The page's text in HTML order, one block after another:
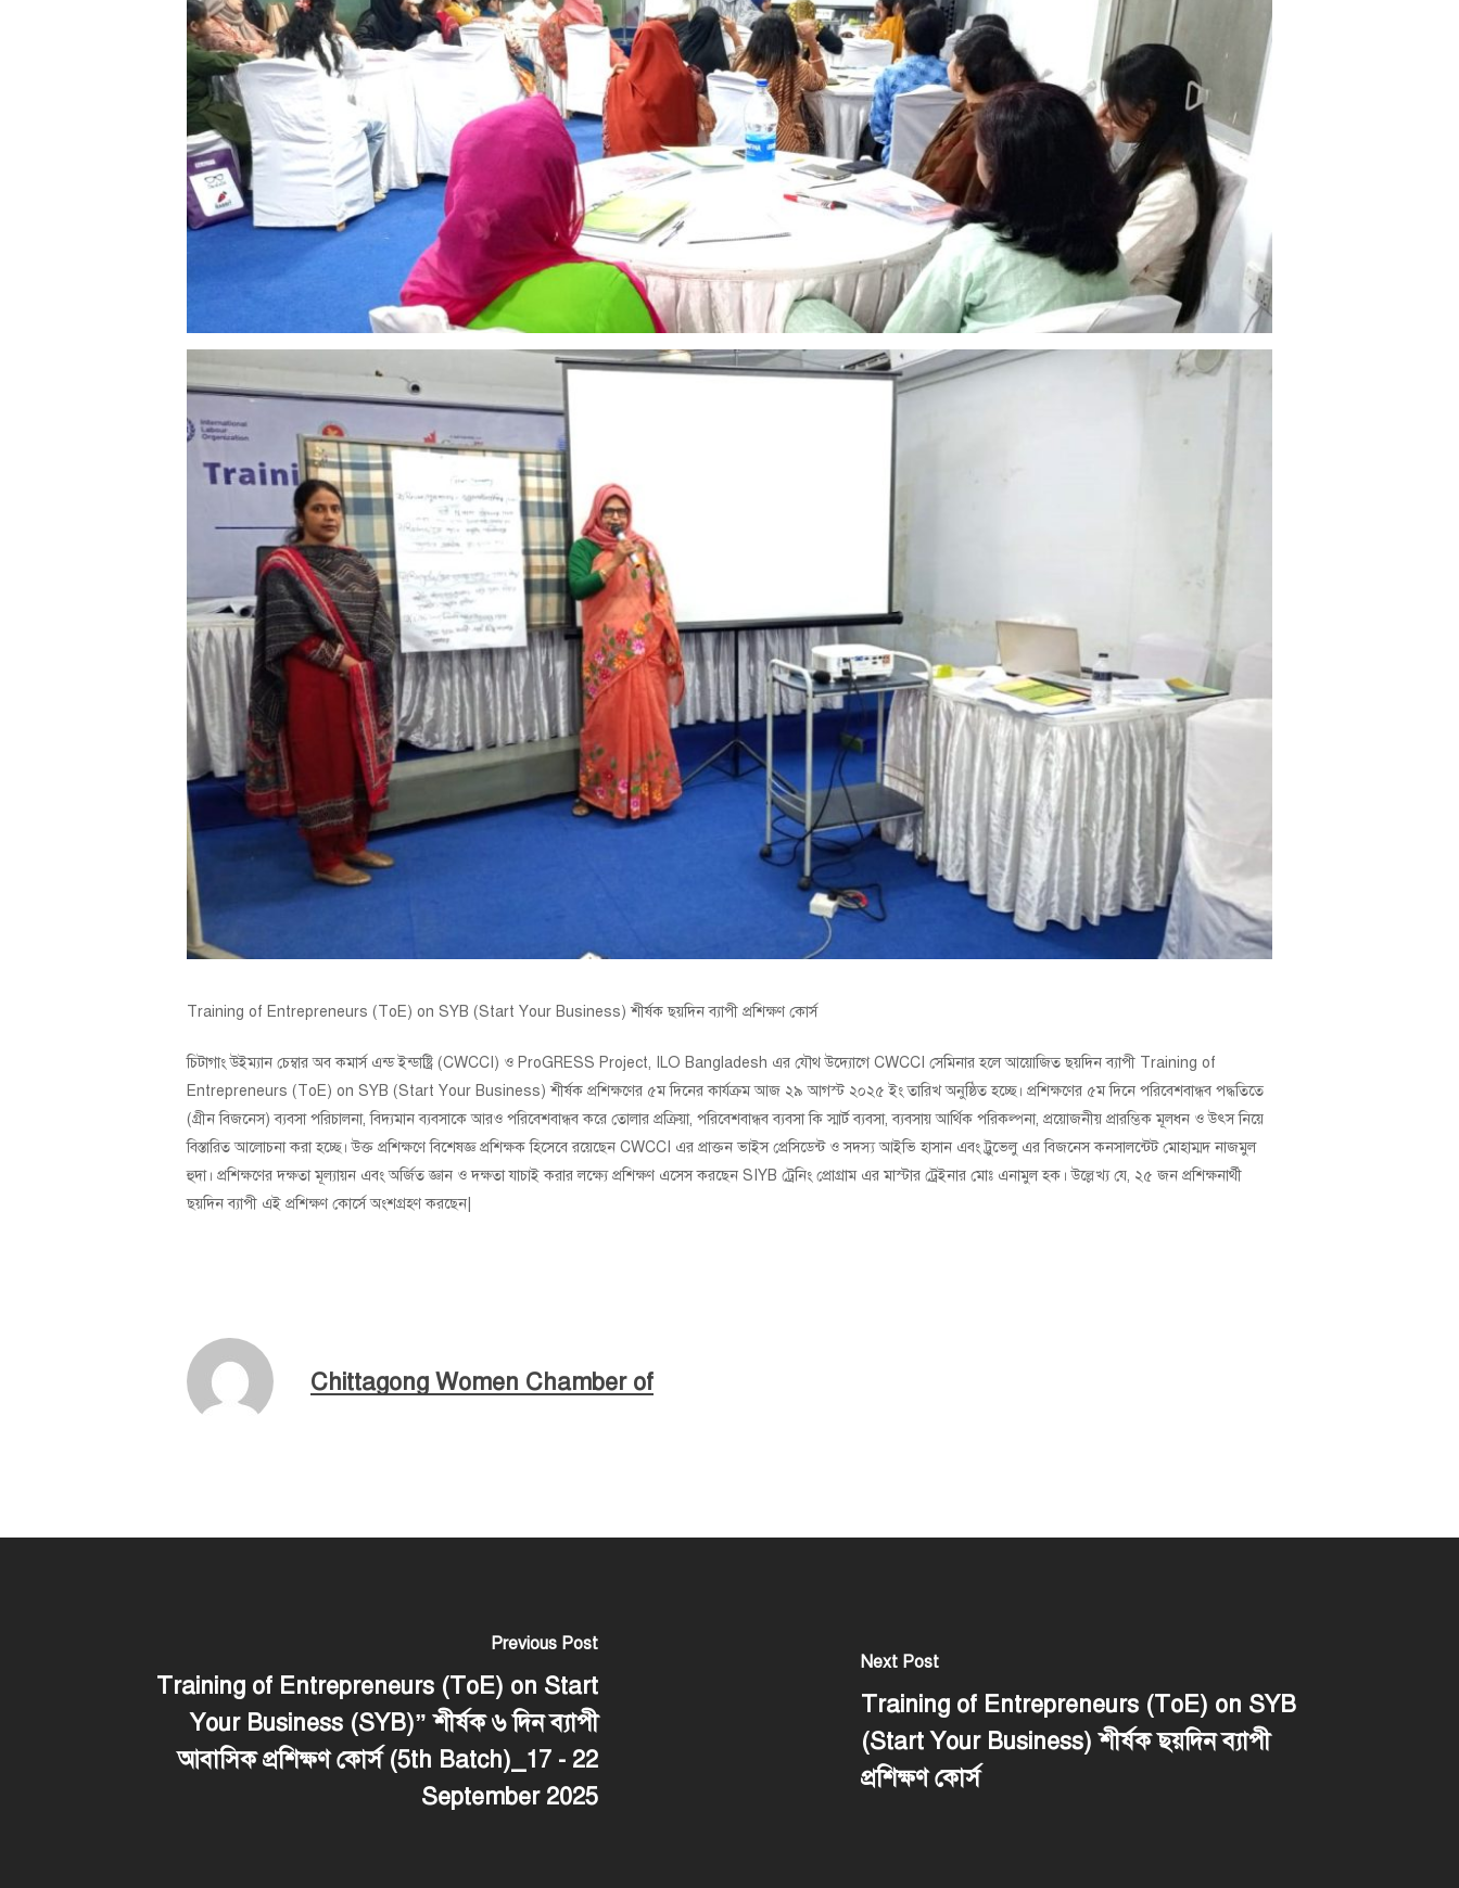
Training of Entrepreneurs (ToE) on SYB (Start Your Business) শীর্ষক ছয়দিন ব্যাপী প্রশিক্ষণ কোর্স
চিটাগাং উইম্যান চেম্বার অব কমার্স এন্ড ইন্ডাষ্ট্রি (CWCCI) ও ProGRESS Project, ILO Bangladesh এর যৌথ উদ্যোগে CWCCI সেমিনার হলে আয়োজিত ছয়দিন ব্যাপী Training of
Entrepreneurs (ToE) on SYB (Start Your Business) শীর্ষক প্রশিক্ষণের ৫ম দিনের কার্যক্রম আজ ২৯ আগস্ট ২০২৫ ইং তারিখ অনুষ্ঠিত হচ্ছে। প্রশিক্ষণের ৫ম দিনে পরিবেশবান্ধব পদ্ধতিতে
(গ্রীন বিজনেস) ব্যবসা পরিচালনা, বিদ্যমান ব্যবসাকে আরও পরিবেশবান্ধব করে তোলার প্রক্রিয়া, পরিবেশবান্ধব ব্যবসা কি স্মার্ট ব্যবসা, ব্যবসায় আর্থিক পরিকল্পনা, প্রয়োজনীয় প্রারম্ভিক মূলধন ও উৎস নিয়ে
বিস্তারিত আলোচনা করা হচ্ছে। উক্ত প্রশিক্ষণে বিশেষজ্ঞ প্রশিক্ষক হিসেবে রয়েছেন CWCCI এর প্রাক্তন ভাইস প্রেসিডেন্ট ও সদস্য আইভি হাসান এবং ট্রুভেলু এর বিজনেস কনসালন্টেট মোহাম্মদ নাজমুল
হুদা। প্রশিক্ষণের দক্ষতা মূল্যায়ন এবং অর্জিত জ্ঞান ও দক্ষতা যাচাই করার লক্ষ্যে প্রশিক্ষণ এসেস করছেন SIYB ট্রেনিং প্রোগ্রাম এর মাস্টার ট্রেইনার মোঃ এনামুল হক। উল্লেখ্য যে, ২৫ জন প্রশিক্ষনার্থী
ছয়দিন ব্যাপী এই প্রশিক্ষণ কোর্সে অংশগ্রহণ করছেন|
Chittagong Women Chamber of
Previous Post
Training of Entrepreneurs (ToE) on Start
Your Business (SYB)” শীর্ষক ৬ দিন ব্যাপী
আবাসিক প্রশিক্ষণ কোর্স (5th Batch)_17 - 22
September 2025
Next Post
Training of Entrepreneurs (ToE) on SYB
(Start Your Business) শীর্ষক ছয়দিন ব্যাপী
প্রশিক্ষণ কোর্স